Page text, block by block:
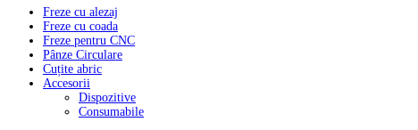
Freze cu alezaj
Freze cu coada
Freze pentru CNC
Pânze Circulare
Cuțite abric
Accesorii
Dispozitive
Consumabile